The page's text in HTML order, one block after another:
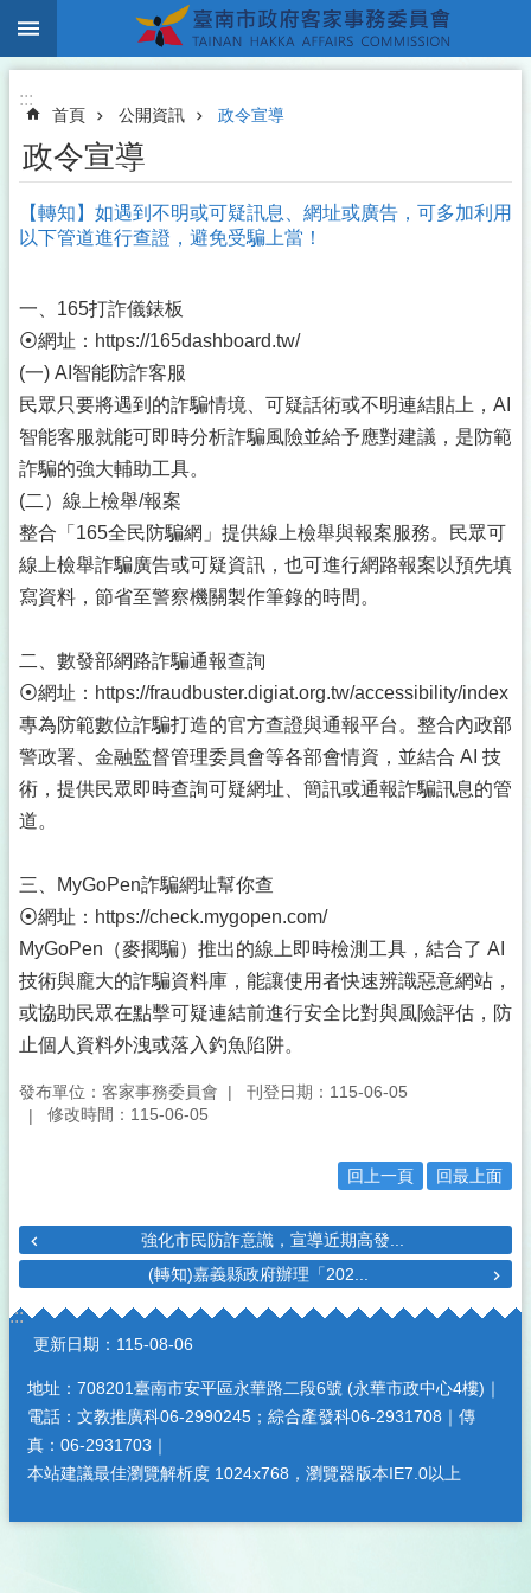
跳到主要內容區塊
:::
首頁 公開資訊 政令宣導
政令宣導
【轉知】如遇到不明或可疑訊息、網址或廣告，可多加利用
以下管道進行查證，避免受騙上當！
一、165打詐儀錶板
⦿網址：https://165dashboard.tw/
(一) AI智能防詐客服
民眾只要將遇到的詐騙情境、可疑話術或不明連結貼上，AI
智能客服就能可即時分析詐騙風險並給予應對建議，是防範
詐騙的強大輔助工具。
(二）線上檢舉/報案
整合「165全民防騙網」提供線上檢舉與報案服務。民眾可
線上檢舉詐騙廣告或可疑資訊，也可進行網路報案以預先填
寫資料，節省至警察機關製作筆錄的時間。
二、數發部網路詐騙通報查詢
⦿網址：https://fraudbuster.digiat.org.tw/accessibility/index
專為防範數位詐騙打造的官方查證與通報平台。整合內政部
警政署、金融監督管理委員會等各部會情資，並結合 AI 技
術，提供民眾即時查詢可疑網址、簡訊或通報詐騙訊息的管
道。
三、MyGoPen詐騙網址幫你查
⦿網址：https://check.mygopen.com/
MyGoPen（麥擱騙）推出的線上即時檢測工具，結合了 AI
技術與龐大的詐騙資料庫，能讓使用者快速辨識惡意網站，
或協助民眾在點擊可疑連結前進行安全比對與風險評估，防
止個人資料外洩或落入釣魚陷阱。
發布單位：客家事務委員會
刊登日期：115-06-05
修改時間：115-06-05
回上一頁 回最上面
強化市民防詐意識，宣導近期高發...
(轉知)嘉義縣政府辦理「202...
:::
更新日期： 115-08-06
地址：708201臺南市安平區永華路二段6號 (永華市政中心4樓)｜
電話：文教推廣科06-2990245；綜合產發科06-2931708｜傳
真：06-2931703｜
本站建議最佳瀏覽解析度 1024x768，瀏覽器版本IE7.0以上